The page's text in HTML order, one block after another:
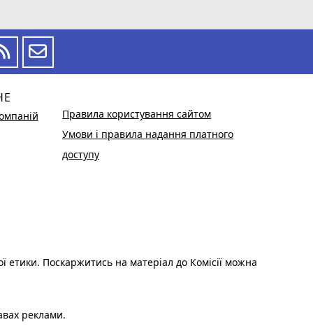
Правила користування сайтом
Умови і правила надання платного
доступу
етики. Поскаржитись на матеріал до Комісії можна
реклами.